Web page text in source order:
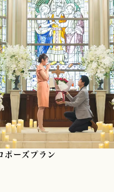
ポーズプラン